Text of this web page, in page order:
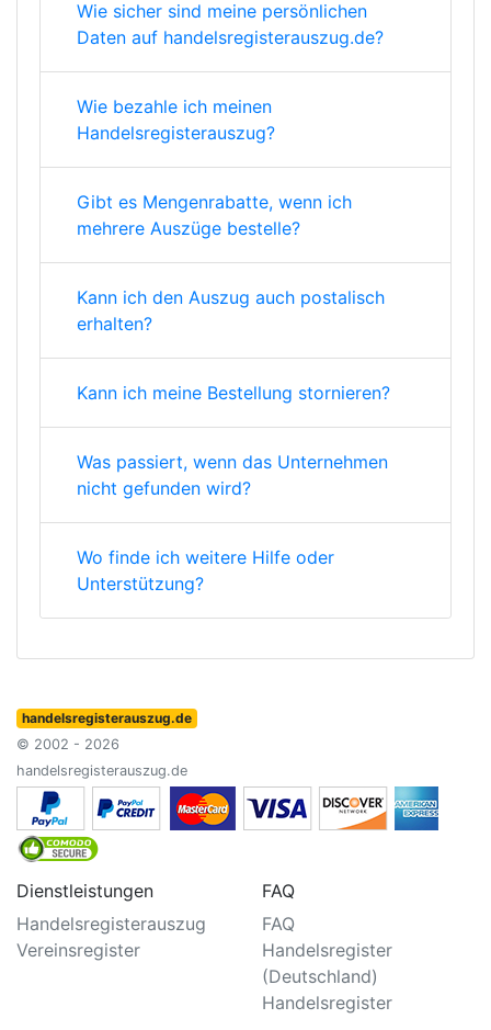
Wie sicher sind meine persönlichen
Daten auf handelsregisterauszug.de?
Wie bezahle ich meinen
Handelsregisterauszug?
Gibt es Mengenrabatte, wenn ich
mehrere Auszüge bestelle?
Kann ich den Auszug auch postalisch
erhalten?
Kann ich meine Bestellung stornieren?
Was passiert, wenn das Unternehmen
nicht gefunden wird?
Wo finde ich weitere Hilfe oder
Unterstützung?
handelsregisterauszug.de
© 2002 - 2026
handelsregisterauszug.de
Dienstleistungen
Handelsregisterauszug
Vereinsregister
FAQ
FAQ
Handelsregister
(Deutschland)
Handelsregister